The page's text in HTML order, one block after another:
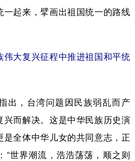
一起来，擘画出祖国统一的路线
大复兴征程中推进祖国和平统
，台湾问题因民族弱乱而产
而解决。这是中华民族历史演
全体中华儿女的共同意志，正
“世界潮流，浩浩荡荡，顺之则